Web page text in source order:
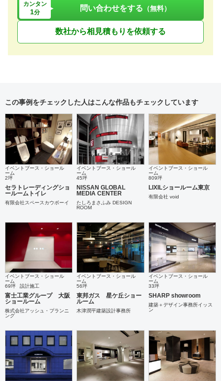
カンタン
1分 問い合わせをする （無料）
数社から相見積もりを依頼する
この事例をチェックした人はこんな作品もチェックしています
イベントブース・ショール
ーム
2坪
セラトレーディングショ
ールームトイレ
有限会社スペースカウボーイ
イベントブース・ショール
ーム
45坪
NISSAN GLOBAL
MEDIA CENTER
たしろまさふみ DESIGN
ROOM
イベントブース・ショール
ーム
809坪
LIXILショールーム東京
有限会社 void
イベントブース・ショール
ーム
69坪
設計施工
富士工業グループ 大阪
ショールーム
株式会社アッシュ・プランニ
ング
イベントブース・ショール
ーム
56坪
東邦ガス 星ケ丘ショー
ルーム
木津潤平建築設計事務所
イベントブース・ショール
ーム
33坪
SHARP showroom
建築＋デザイン事務所イッス
ン